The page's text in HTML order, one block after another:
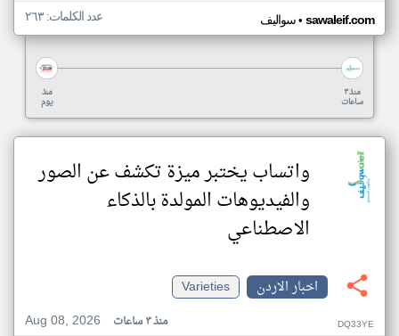
سواليف• sawaleif.com عدد الكلمات: ٢٦٣
منذ
يوم
منذ ٣
ساعات
واتساب يختبر ميزة تكشف عن الصور
والفيديوهات المولدة بالذكاء
الاصطناعي
اخبار الاردن
Varieties
Aug 08, 2026
منذ ٣ ساعات DQ33YE